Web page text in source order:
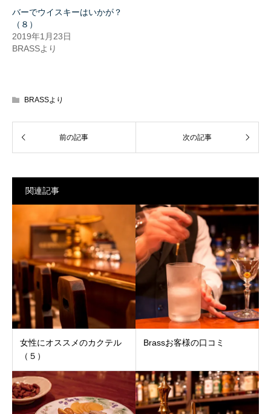
ド
開
き
ま
さ
し
す)
バーでウイスキーはいかが？
（８）
2019年1月23日
BRASSより
BRASSより
関連記事
女性にオススメのカクテル
（５）
Brassお客様の口コミ